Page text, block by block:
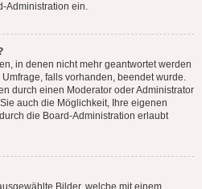
Administration ein.
in denen nicht mehr geantwortet werden
falls vorhanden, beendet wurde.
durch einen Moderator oder Administrator
auch die Möglichkeit, Ihre eigenen
die Board-Administration erlaubt
Bilder, welche mit einem